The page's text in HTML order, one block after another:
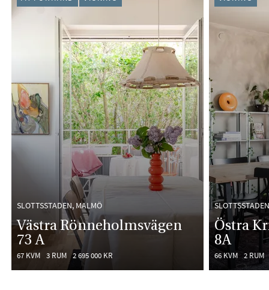
SLOTTSSTADEN, MALMÖ
Västra Rönneholmsvägen
73 A
67 KVM 3 RUM 2 695 000 KR
Östra
8A
66 KVM 2 RUM